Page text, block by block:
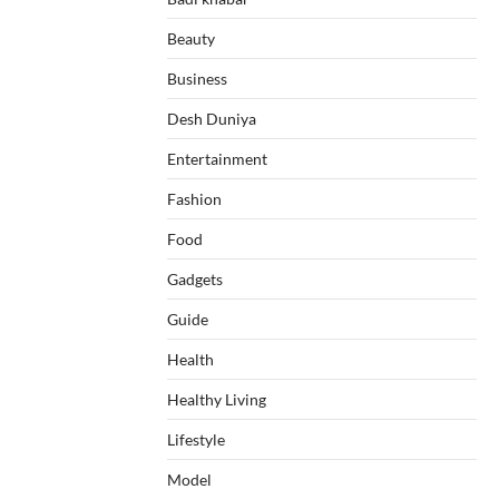
Beauty
Business
Desh Duniya
Entertainment
Fashion
Food
Gadgets
Guide
Health
Healthy Living
Lifestyle
Model